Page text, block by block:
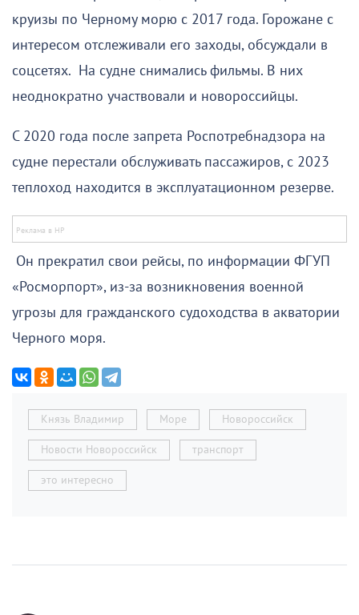
круизы по Черному морю с 2017 года. Горожане с
интересом отслеживали его заходы, обсуждали в
соцсетях. На судне снимались фильмы. В них
неоднократно участвовали и новороссийцы.
С 2020 года после запрета Роспотребнадзора на
судне перестали обслуживать пассажиров, с 2023
теплоход находится в эксплуатационном резерве.
Он прекратил свои рейсы, по информации ФГУП
«Росморпорт», из-за возникновения военной
угрозы для гражданского судоходства в акватории
Черного моря.
Князь Владимир Море Новороссийск
Новости Новороссийск транспорт
это интересно